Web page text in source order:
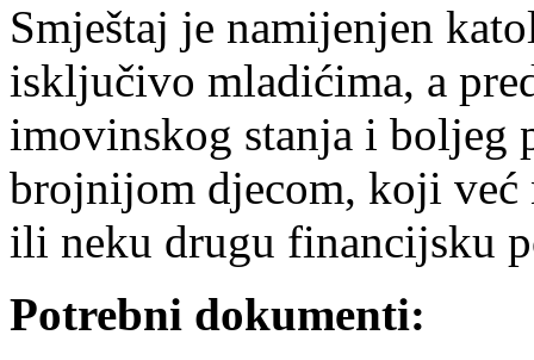
Smještaj je namijenjen
isključivo mladićima, a
imovinskog stanja i boljeg
brojnijom djecom, koji već
ili neku drugu financijsku
Potrebni dokumenti: